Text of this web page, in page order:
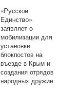
«Русское
Единство»
заявляет о
мобилизации для
установки
блокпостов на
въезде в Крым и
создания отрядов
народных дружин